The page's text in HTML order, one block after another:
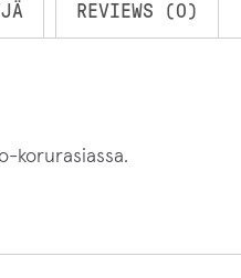
REVIEWS (0)
korurasiassa.